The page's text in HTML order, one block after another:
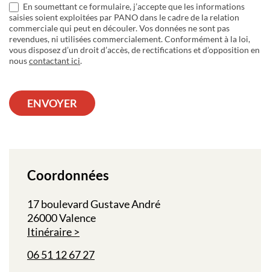
En soumettant ce formulaire, j’accepte que les informations
saisies soient exploitées par PANO dans le cadre de la relation
commerciale qui peut en découler. Vos données ne sont pas
revendues, ni utilisées commercialement. Conformément à la loi,
vous disposez d’un droit d’accès, de rectifications et d’opposition en
nouscontactant ici.
ENVOYER
Coordonnées
17 boulevard Gustave André
26000 Valence
Itinéraire
06 51 12 67 27